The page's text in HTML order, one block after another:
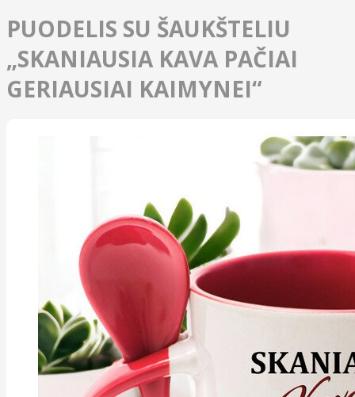
PUODELIS SU ŠAUKŠTELIU
„SKANIAUSIA KAVA PAČIAI
GERIAUSIAI KAIMYNEI“